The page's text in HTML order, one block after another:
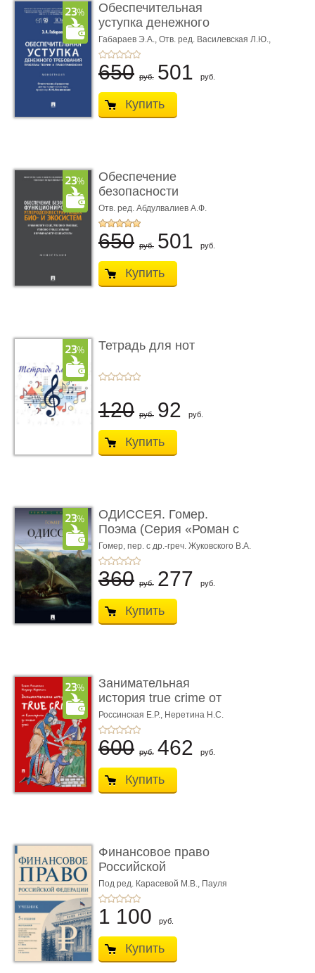
Обеспечительная
уступка денежного
требования ...
Габараев Э.А., Отв. ред. Василевская Л.Ю.,
вступ. сл. Каретина М.Г.
650 руб. 501 руб.
Купить
Обеспечение
безопасности
функционирования уг
...
Отв. ред. Абдулвалиев А.Ф.
650 руб. 501 руб.
Купить
Тетрадь для нот
120 руб. 92 руб.
Купить
ОДИССЕЯ. Гомер.
Поэма (Серия «Роман с
книгой»)
Гомер, пер. с др.-греч. Жуковского В.А.
360 руб. 277 руб.
Купить
Занимательная
история true crime от
Гиппократа до � ...
Россинская Е.Р., Неретина Н.С.
600 руб. 462 руб.
Купить
Финансовое право
Российской
Федерации. 5-е изд�
...
Под ред. Карасевой М.В., Пауля
А.Г., Красюкова А.В.
1 100 руб.
Купить